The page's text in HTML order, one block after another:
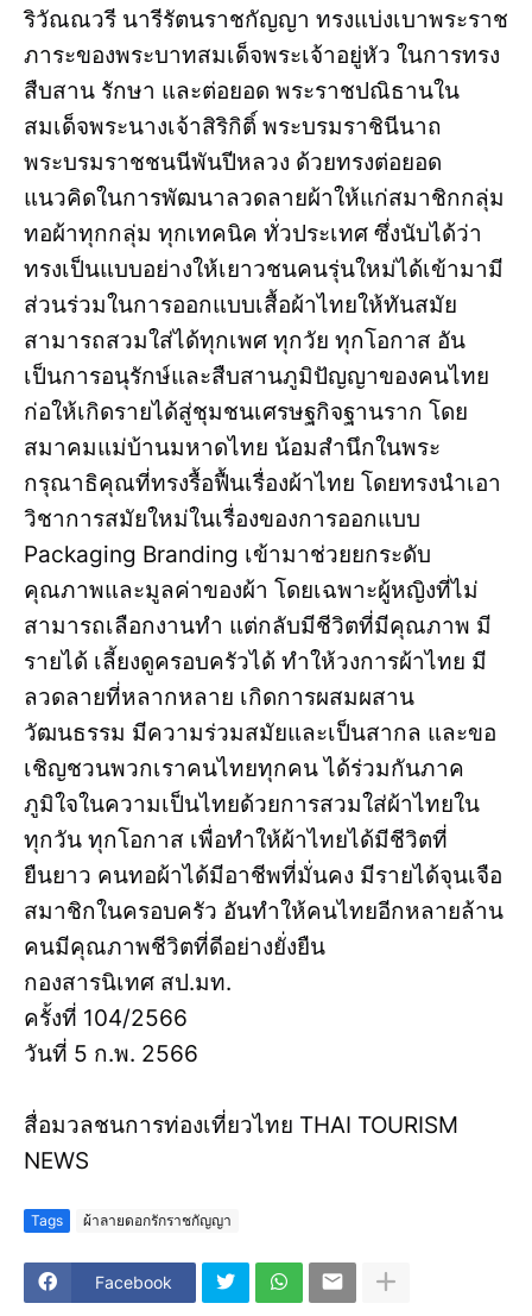
ริวัณณวรี นารีรัตนราชกัญญา ทรงแบ่งเบาพระราช
ภาระของพระบาทสมเด็จพระเจ้าอยู่หัว ในการทรง
สืบสาน รักษา และต่อยอด พระราชปณิธานใน
สมเด็จพระนางเจ้าสิริกิติ์ พระบรมราชินีนาถ
พระบรมราชชนนีพันปีหลวง ด้วยทรงต่อยอด
แนวคิดในการพัฒนาลวดลายผ้าให้แก่สมาชิกกลุ่ม
ทอผ้าทุกกลุ่ม ทุกเทคนิค ทั่วประเทศ ซึ่งนับได้ว่า
ทรงเป็นแบบอย่างให้เยาวชนคนรุ่นใหม่ได้เข้ามามี
ส่วนร่วมในการออกแบบเสื้อผ้าไทยให้ทันสมัย
สามารถสวมใส่ได้ทุกเพศ ทุกวัย ทุกโอกาส อัน
เป็นการอนุรักษ์และสืบสานภูมิปัญญาของคนไทย
ก่อให้เกิดรายได้สู่ชุมชนเศรษฐกิจฐานราก โดย
สมาคมแม่บ้านมหาดไทย น้อมสำนึกในพระ
กรุณาธิคุณที่ทรงรื้อฟื้นเรื่องผ้าไทย โดยทรงนำเอา
วิชาการสมัยใหม่ในเรื่องของการออกแบบ
Packaging Branding เข้ามาช่วยยกระดับ
คุณภาพและมูลค่าของผ้า โดยเฉพาะผู้หญิงที่ไม่
สามารถเลือกงานทำ แต่กลับมีชีวิตที่มีคุณภาพ มี
รายได้ เลี้ยงดูครอบครัวได้ ทำให้วงการผ้าไทย มี
ลวดลายที่หลากหลาย เกิดการผสมผสาน
วัฒนธรรม มีความร่วมสมัยและเป็นสากล และขอ
เชิญชวนพวกเราคนไทยทุกคน ได้ร่วมกันภาค
ภูมิใจในความเป็นไทยด้วยการสวมใส่ผ้าไทยใน
ทุกวัน ทุกโอกาส เพื่อทำให้ผ้าไทยได้มีชีวิตที่
ยืนยาว คนทอผ้าได้มีอาชีพที่มั่นคง มีรายได้จุนเจือ
สมาชิกในครอบครัว อันทำให้คนไทยอีกหลายล้าน
คนมีคุณภาพชีวิตที่ดีอย่างยั่งยืน
กองสารนิเทศ สป.มท.
ครั้งที่ 104/2566
วันที่ 5 ก.พ. 2566
สื่อมวลชนการท่องเที่ยวไทย THAI TOURISM
NEWS
Tags ผ้าลายดอกรักราชกัญญา
Facebook